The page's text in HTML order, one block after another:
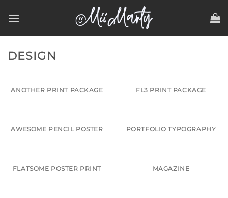
DESIGN
ANOTHER PRINT PACKAGE FL3 PRINT PACKAGE
AWESOME PENCIL POSTER PORTFOLIO TYPOGRAPHY
FLATSOME POSTER PRINT MAGAZINE